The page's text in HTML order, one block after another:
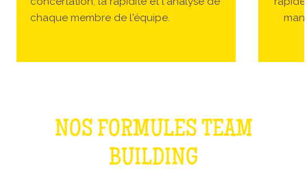
chaque membre de l'équipe.
NOS FORMULES TEAM
BUILDING